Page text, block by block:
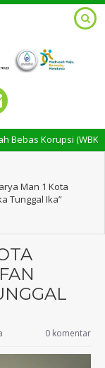
Korupsi (WBK) dan
Man 1 Kota
Tunggal Ika”
0 komentar